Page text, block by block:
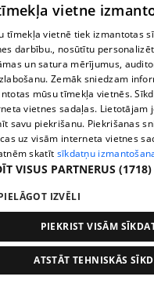
pirms 1 nedēļas, 3 dienām
Ogas un sēnes
409. epizode
vietne
tīmekļa vietnē tiek izmantotas
darbību., nosūtītu
un satura mērījumus,
Zemāk sniedzam
mūsu tīmekļa vietnēs.
vietnes sadaļas.
savu piekrišanu. Piekrišanas
uz visām interneta vietnes
skatīt sīkdatņu
VISUS PARTNERUS
IZVĒLI
PIEKRIST VISĀM
ATSTĀT TEHNISKĀS